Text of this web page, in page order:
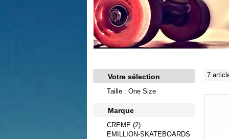
Votre sélection
Taille : One Size
Marque
CREME (2)
EMILLION-SKATEBOARDS
7